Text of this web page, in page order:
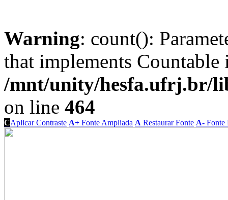
Warning: count():
that implements Countable
/mnt/unity/hesfa.ufrj.br/
on line 464
CAplicar Contraste A+ Fonte Ampliada A Restaurar Fonte A- Fonte